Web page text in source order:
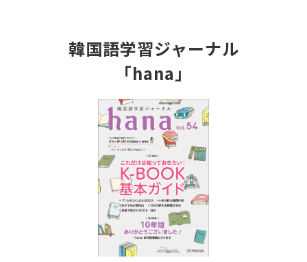
韓国語学習ジャーナル
「hana」